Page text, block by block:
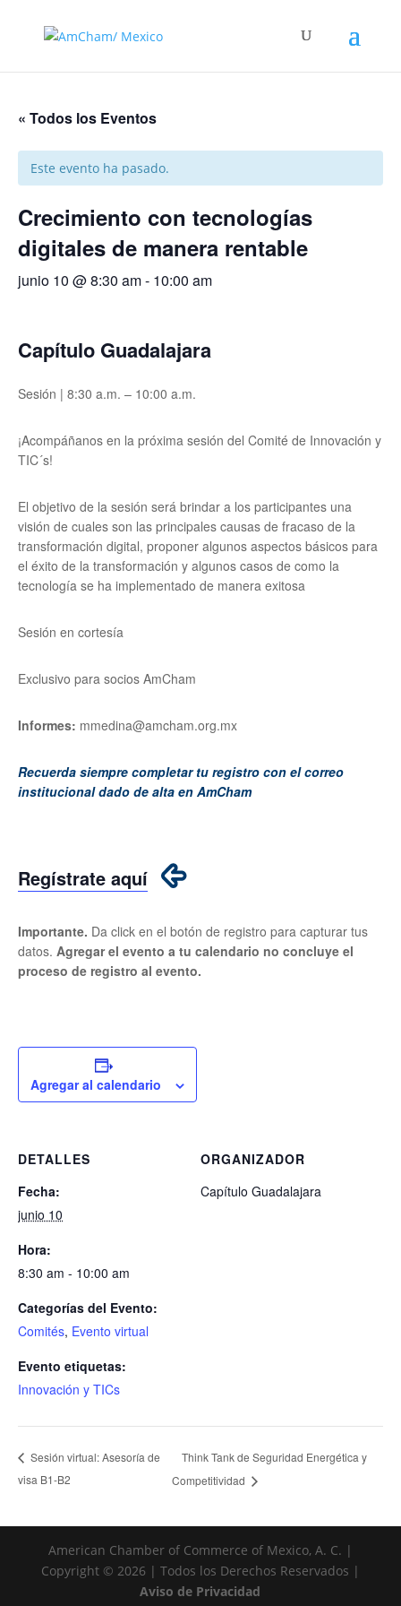
« Todos los Eventos
Este evento ha pasado.
Crecimiento con tecnologías
digitales de manera rentable
junio 10 @ 8:30 am- 10:00 am
Capítulo Guadalajara
Sesión | 8:30 a.m. – 10:00 a.m.
¡Acompáñanos en la próxima sesión del Comité de Innovación y
TIC´s!
El objetivo de la sesión será brindar a los participantes una
visión de cuales son las principales causas de fracaso de la
transformación digital, proponer algunos aspectos básicos para
el éxito de la transformación y algunos casos de como la
tecnología se ha implementado de manera exitosa
Sesión en cortesía
Exclusivo para socios AmCham
Informes: mmedina@amcham.org.mx
Recuerda siempre completar tu registro con el correo
institucional dado de alta en AmCham
Regístrate aquí
Importante. Da click en el botón de registro para capturar tus
datos. Agregar el evento a tu calendario no concluye el
proceso de registro al evento.
Agregar al calendario
DETALLES
Fecha:
junio 10
Hora:
8:30 am - 10:00 am
Categorías del Evento:
Comités, Evento virtual
Evento etiquetas:
Innovación y TICs
ORGANIZADOR
Capítulo Guadalajara
Sesión virtual: Asesoría de
visa B1-B2
Think Tank de Seguridad Energética y
Competitividad
American Chamber of Commerce of Mexico, A. C. |
Copyright © 2026 | Todos los Derechos Reservados |
Aviso de Privacidad